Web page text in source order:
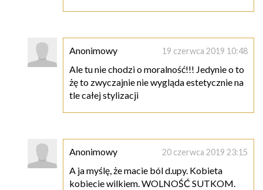
Anonimowy 19 czerwca 2019 10:48
Ale tu nie chodzi o moralność!!! Jedynie o to
żę to zwyczajnie nie wygląda estetycznie na
tle całej stylizacji
Anonimowy 20 czerwca 2019 23:15
A ja myślę, że macie ból d.upy. Kobieta
kobiecie wilkiem. WOLNOŚĆ SUTKOM.